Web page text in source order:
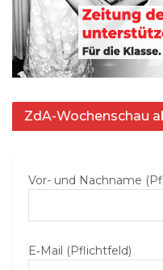
ZdA-Wochenschau
Vor- und Nachname
E‑Mail (Pflichtfeld)